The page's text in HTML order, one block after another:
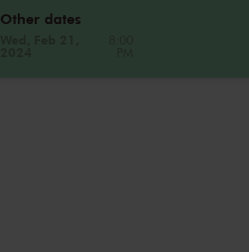
Other dates